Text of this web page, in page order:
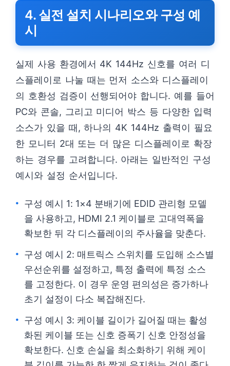
4. 실전 설치 시나리오와 구성 예
시
실제 사용 환경에서 4K 144Hz 신호를 여러 디
스플레이로 나눌 때는 먼저 소스와 디스플레이
의 호환성 검증이 선행되어야 합니다. 예를 들어
PC와 콘솔, 그리고 미디어 박스 등 다양한 입력
소스가 있을 때, 하나의 4K 144Hz 출력이 필요
한 모니터 2대 또는 더 많은 디스플레이로 확장
하는 경우를 고려합니다. 아래는 일반적인 구성
예시와 설정 순서입니다.
구성 예시 1: 1×4 분배기에 EDID 관리형 모델
을 사용하고, HDMI 2.1 케이블로 고대역폭을
확보한 뒤 각 디스플레이의 주사율을 맞춘다.
구성 예시 2: 매트릭스 스위치를 도입해 소스별
우선순위를 설정하고, 특정 출력에 특정 소스
를 고정한다. 이 경우 운영 편의성은 증가하나
초기 설정이 다소 복잡해진다.
구성 예시 3: 케이블 길이가 길어질 때는 활성
화된 케이블 또는 신호 증폭기 신호 안정성을
확보한다. 신호 손실을 최소화하기 위해 케이